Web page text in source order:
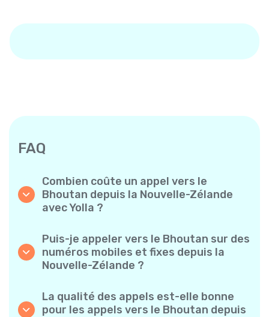
FAQ
Combien coûte un appel vers le
Bhoutan depuis la Nouvelle-Zélande
avec Yolla ?
abordables pour les appels vers le Bhoutan.
Consultez simplement les tarifs les plus
récents dans l’application — sans frais
cachés, sans mauvaise surprise.
Puis-je appeler vers le Bhoutan sur des
numéros mobiles et fixes depuis la
Nouvelle-Zélande ?
vers des téléphones mobiles et des lignes
fixes vers le Bhoutan en toute simplicité.
La qualité des appels est-elle bonne
pour les appels vers le Bhoutan depuis